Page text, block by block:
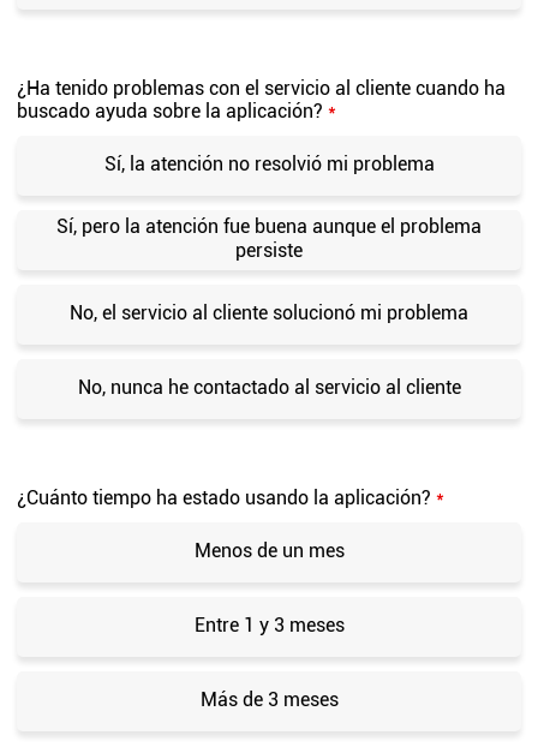
¿Ha tenido problemas con el servicio al cliente cuando ha
buscado ayuda sobre la aplicación? *
Sí, la atención no resolvió mi problema
Sí, pero la atención fue buena aunque el problema
persiste
No, el servicio al cliente solucionó mi problema
No, nunca he contactado al servicio al cliente
¿Cuánto tiempo ha estado usando la aplicación? *
Menos de un mes
Entre 1 y 3 meses
Más de 3 meses